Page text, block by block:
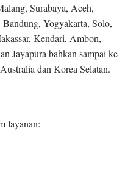
Surabaya, Aceh,
Yogyakarta, Solo,
Kendari, Ambon,
Jayapura bahkan sampai ke
dan Korea Selatan.
layanan: